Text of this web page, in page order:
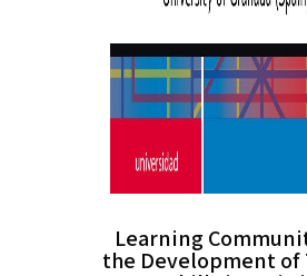
Learning
the Development of